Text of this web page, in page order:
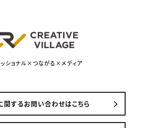
ッショナル×つながる×メディア
関するお問い合わせはこちら